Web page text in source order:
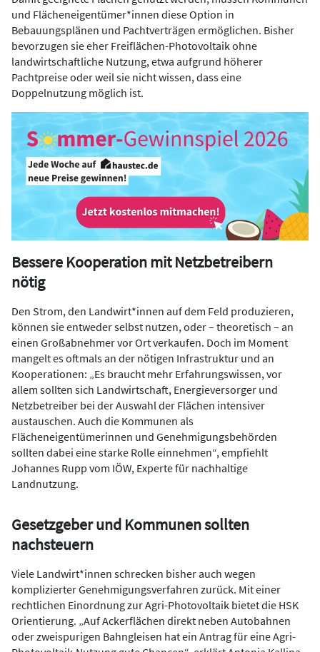
und Flächeneigentümer*innen diese Option in
Bebauungsplänen und Pachtverträgen ermöglichen. Bisher
bevorzugen sie eher Freiflächen-Photovoltaik ohne
landwirtschaftliche Nutzung, etwa aufgrund höherer
Pachtpreise oder weil sie nicht wissen, dass eine
Doppelnutzung möglich ist.
Bessere Kooperation mit Netzbetreibern
nötig
Den Strom, den Landwirt*innen auf dem Feld produzieren,
können sie entweder selbst nutzen, oder – theoretisch – an
einen Großabnehmer vor Ort verkaufen. Doch im Moment
mangelt es oftmals an der nötigen Infrastruktur und an
Kooperationen: „Es braucht mehr Erfahrungswissen, vor
allem sollten sich Landwirtschaft, Energieversorger und
Netzbetreiber bei der Auswahl der Flächen intensiver
austauschen. Auch die Kommunen als
Flächeneigentümerinnen und Genehmigungsbehörden
sollten dabei eine starke Rolle einnehmen“, empfiehlt
Johannes Rupp vom IÖW, Experte für nachhaltige
Landnutzung.
Gesetzgeber und Kommunen sollten
nachsteuern
Viele Landwirt*innen schrecken bisher auch wegen
komplizierter Genehmigungsverfahren zurück. Mit einer
rechtlichen Einordnung zur Agri-Photovoltaik bietet die HSK
Orientierung. „Auf Ackerflächen direkt neben Autobahnen
oder zweispurigen Bahngleisen hat ein Antrag für eine Agri-